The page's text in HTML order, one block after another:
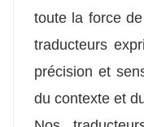
toute la force
traducteurs
précision et
du contexte et